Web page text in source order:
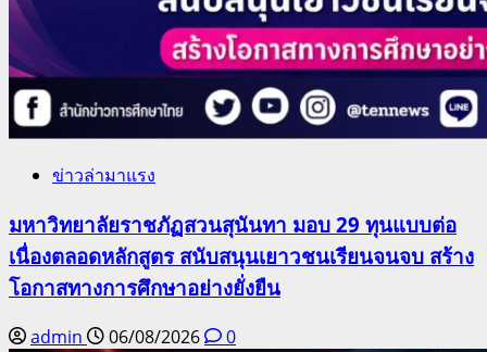
ข่าวล่ามาแรง
มหาวิทยาลัยราชภัฏสวนสุนันทา มอบ 29 ทุนแบบต่อ
เนื่องตลอดหลักสูตร สนับสนุนเยาวชนเรียนจนจบ สร้าง
โอกาสทางการศึกษาอย่างยั่งยืน
admin 06/08/2026 0